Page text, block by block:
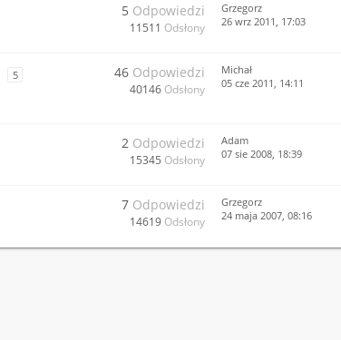
5 Odpowiedzi
11511 Odsłony
Grzegorz
26 wrz 2011, 17:03
5 46 Odpowiedzi
40146 Odsłony
Michał
05 cze 2011, 14:11
2 Odpowiedzi
15345 Odsłony
Adam
07 sie 2008, 18:39
7 Odpowiedzi
14619 Odsłony
Grzegorz
24 maja 2007, 08:16